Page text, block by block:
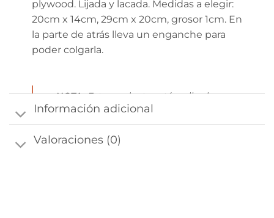
plywood. Lijada y lacada. Medidas a elegir:
20cm x 14cm, 29cm x 20cm, grosor 1cm. En
la parte de atrás lleva un enganche para
poder colgarla.
NOTA: Este producto está realizado a
mano, por lo tanto es único y el que
recibas será muy parecido al de la
Información adicional
Valoraciones (0)